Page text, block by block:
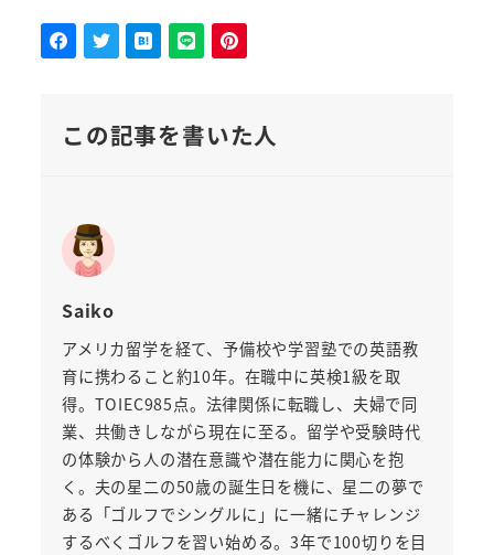
この記事を書いた人
Saiko
アメリカ留学を経て、予備校や学習塾での英語教
育に携わること約10年。在職中に英検1級を取
得。TOIEC985点。法律関係に転職し、夫婦で同
業、共働きしながら現在に至る。留学や受験時代
の体験から人の潜在意識や潜在能力に関心を抱
く。夫の星二の50歳の誕生日を機に、星二の夢で
ある「ゴルフでシングルに」に一緒にチャレンジ
するべくゴルフを習い始める。3年で100切りを目